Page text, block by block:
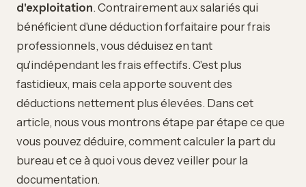
d'exploitation. Contrairement aux salariés qui
bénéficient d'une déduction forfaitaire pour frais
professionnels, vous déduisez en tant
qu'indépendant les frais effectifs. C'est plus
fastidieux, mais cela apporte souvent des
déductions nettement plus élevées. Dans cet
article, nous vous montrons étape par étape ce que
vous pouvez déduire, comment calculer la part du
bureau et ce à quoi vous devez veiller pour la
documentation.